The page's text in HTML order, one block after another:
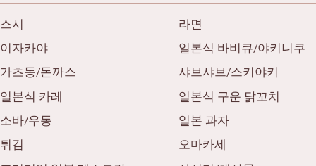
스시
라면
이자카야
일본식 바비큐/야키니쿠
가츠동/돈까스
샤브샤브/스키야키
일본식 카레
일본식 구운 닭꼬치
소바/우동
일본 과자
튀김
오마카세